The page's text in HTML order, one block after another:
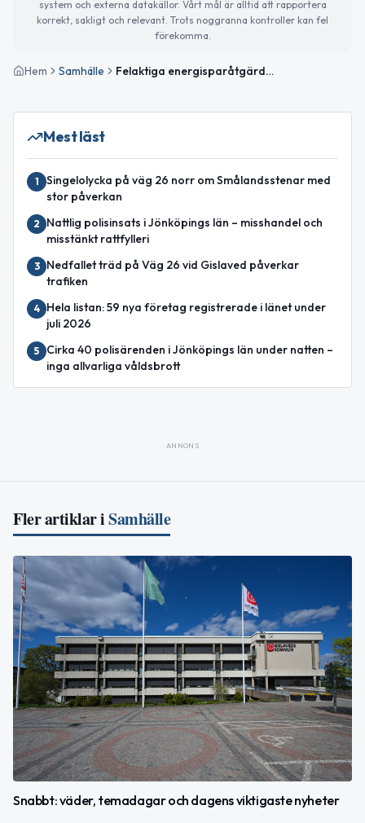
system och externa datakällor. Vårt mål är alltid att rapportera
korrekt, sakligt och relevant. Trots noggranna kontroller kan fel
förekomma.
Hem Samhälle Felaktiga energisparåtgärder kan orsaka dyra skador i vinterkylan
Mest läst
1
Singelolycka på väg 26 norr om Smålandsstenar med
stor påverkan
2
Nattlig polisinsats i Jönköpings län – misshandel och
misstänkt rattfylleri
3
Nedfallet träd på Väg 26 vid Gislaved påverkar
trafiken
4
Hela listan: 59 nya företag registrerade i länet under
juli 2026
5
Cirka 40 polisärenden i Jönköpings län under natten –
inga allvarliga våldsbrott
ANNONS
Fler artiklar iSamhälle
Snabbt: väder, temadagar och dagens viktigaste nyheter